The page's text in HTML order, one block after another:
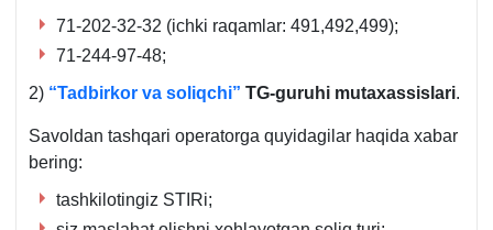
71-202-32-32 (ichki raqamlar: 491,492,499);
71-244-97-48;
2) “Tadbirkor va soliqchi” TG-guruhi mutaхassislari.
Savoldan tashqari operatorga quyidagilar haqida хabar
bering:
tashkilotingiz STIRi;